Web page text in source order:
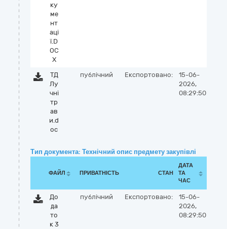
ку
ме
нт
аці
ї.D
OC
X
ТД
Лу
чні
тр
ав
и.d
oc
публічний Експортовано:
15-06-
2026,
08:29:50
Тип документа: Технічний опис предмету закупівлі
ФАЙЛ ПРИВАТНІСТЬ СТАН
ДАТА
ТА
ЧАС
До
да
то
к 3
публічний Експортовано:
15-06-
2026,
08:29:50